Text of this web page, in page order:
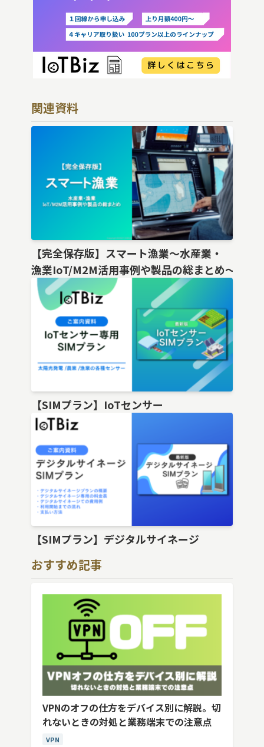
関連資料
【完全保存版】スマート漁業〜水産業・
漁業IoT/M2M活用事例や製品の総まとめ〜
【SIMプラン】IoTセンサー
【SIMプラン】デジタルサイネージ
おすすめ記事
VPNのオフの仕方をデバイス別に解説。切
れないときの対処と業務端末での注意点
VPN